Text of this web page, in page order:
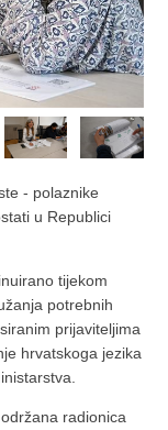
- polaznike
u Republici
tijekom
potrebnih
prijaviteljima
hrvatskoga jezika
radionica